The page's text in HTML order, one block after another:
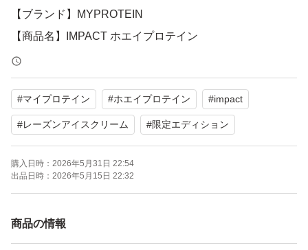
【ブランド】MYPROTEIN
【商品名】IMPACT ホエイプロテイン
【フレーバー】レーズンアイスクリーム
【商品の状態】未使用
【その他】限定エディション
よろしくお願いいたします。
#マイプロテイン #ホエイプロテイン #impact
#レーズンアイスクリーム #限定エディション
購入日時： 2026年5月31日 22:54
出品日時： 2026年5月15日 22:32
商品の情報